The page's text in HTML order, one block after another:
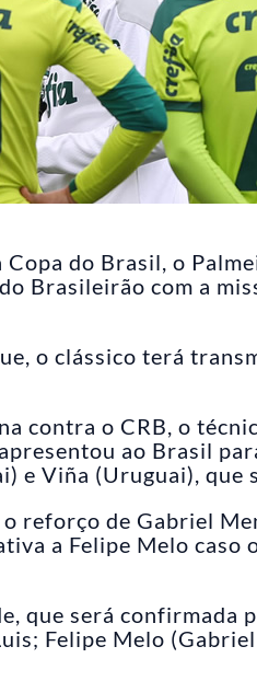
do Brasil, o
Brasileirão com a
o clássico terá
contra o CRB, o
ao Brasil
e Viña (Uruguai), que
reforço de Gabriel
a Felipe Melo
que será confirmada
Felipe Melo